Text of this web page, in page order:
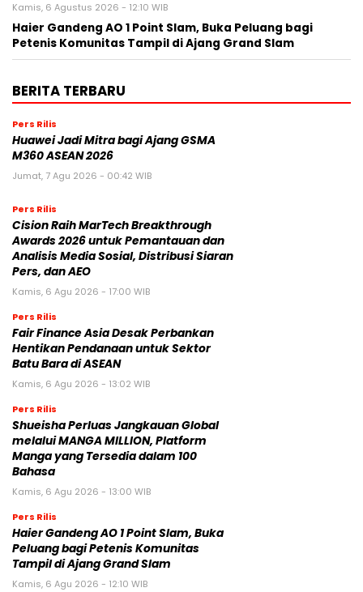
Kamis, 6 Agustus 2026 - 12:10 WIB
Haier Gandeng AO 1 Point Slam, Buka Peluang bagi
Petenis Komunitas Tampil di Ajang Grand Slam
BERITA TERBARU
Pers Rilis
Huawei Jadi Mitra bagi Ajang GSMA
M360 ASEAN 2026
Jumat, 7 Agu 2026 - 00:42 WIB
Pers Rilis
Cision Raih MarTech Breakthrough
Awards 2026 untuk Pemantauan dan
Analisis Media Sosial, Distribusi Siaran
Pers, dan AEO
Kamis, 6 Agu 2026 - 17:00 WIB
Pers Rilis
Fair Finance Asia Desak Perbankan
Hentikan Pendanaan untuk Sektor
Batu Bara di ASEAN
Kamis, 6 Agu 2026 - 13:02 WIB
Pers Rilis
Shueisha Perluas Jangkauan Global
melalui MANGA MILLION, Platform
Manga yang Tersedia dalam 100
Bahasa
Kamis, 6 Agu 2026 - 13:00 WIB
Pers Rilis
Haier Gandeng AO 1 Point Slam, Buka
Peluang bagi Petenis Komunitas
Tampil di Ajang Grand Slam
Kamis, 6 Agu 2026 - 12:10 WIB